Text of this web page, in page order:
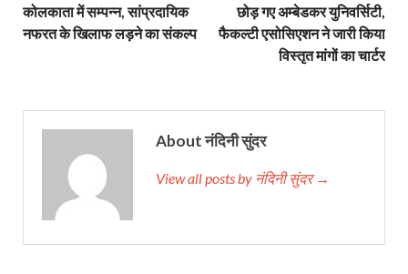
कोलकाता में सम्पन्न, सांप्रदायिक
नफरत के खिलाफ लड़ने का संकल्प
छोड़ गए अम्बेडकर युनिवर्सिटी,
फैकल्टी एसोसिएशन ने जारी किया
विस्‍तृत मांगों का चार्टर
About नंदिनी सुंदर
View all posts by नंदिनी सुंदर →